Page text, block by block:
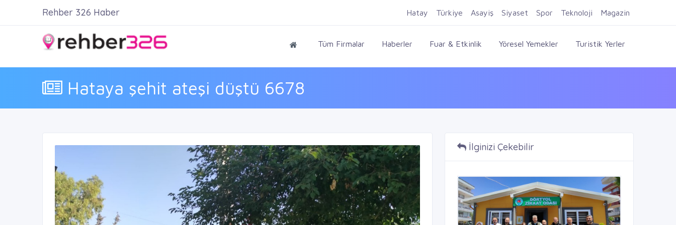
Firma Ekle Kayıt Ol Giriş Yap
Tüm Firmalar Haberler Fuar & Etkinlik Yöresel Yemekler Turistik Yerler
Hataya şehit ateşi düştü 6678
Rehber 326 Haber Hatay Türkiye Asayiş Siyaset Spor Teknoloji Magazin
İlginizi Çekebilir